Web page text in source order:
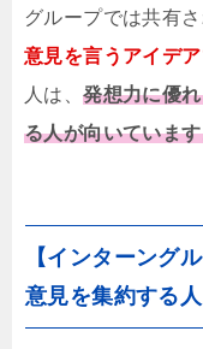
グループでは共有
意見を言うアイデア
人は、発想力に優
る人が向いていま
【インターング
意見を集約する人